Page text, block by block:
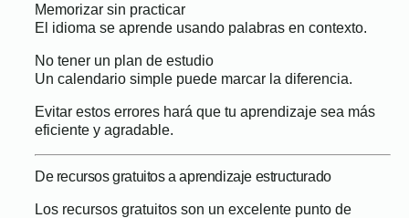
Memorizar sin practicar
El idioma se aprende usando palabras en contexto.
No tener un plan de estudio
Un calendario simple puede marcar la diferencia.
Evitar estos errores hará que tu aprendizaje sea más
eficiente y agradable.
De recursos gratuitos a aprendizaje estructurado
Los recursos gratuitos son un excelente punto de